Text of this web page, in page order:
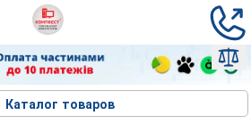
Каталог товаров